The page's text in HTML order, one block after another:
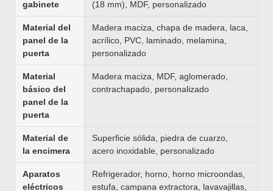
gabinete
(18 mm), MDF, personalizado
Material del
panel de la
puerta
Madera maciza, chapa de madera, laca,
acrílico, PVC, laminado, melamina,
personalizado
Material
básico del
panel de la
puerta
Madera maciza, MDF, aglomerado,
contrachapado, personalizado
Material de
la encimera
Superficie sólida, piedra de cuarzo,
acero inoxidable, personalizado
Aparatos
eléctricos
Refrigerador, horno, horno microondas,
estufa, campana extractora, lavavajillas,